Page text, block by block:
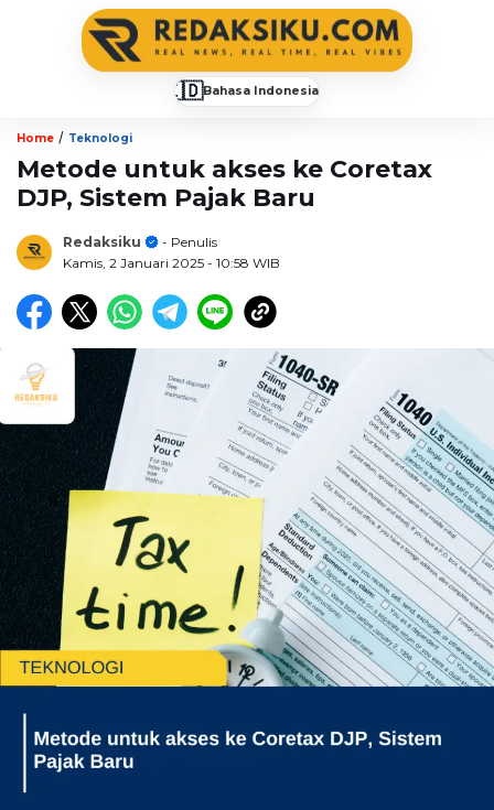
🇮🇩Bahasa Indonesia
Home / Teknologi
Metode untuk akses ke Coretax
DJP, Sistem Pajak Baru
Redaksiku
- Penulis
Kamis, 2 Januari 2025 - 10:58 WIB